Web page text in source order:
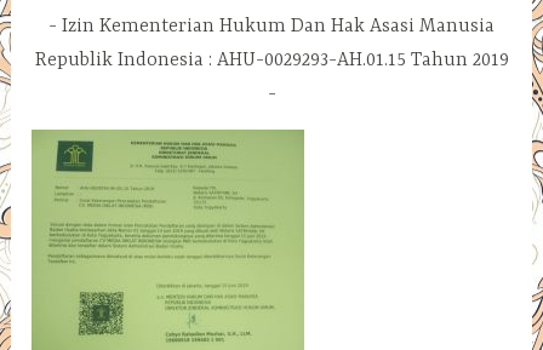
Izin Kementerian Hukum Dan Hak Asasi Manusia
Republik Indonesia : AHU-0029293-AH.01.15 Tahun 2019